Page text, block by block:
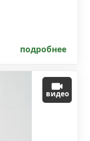
подробнее
видео